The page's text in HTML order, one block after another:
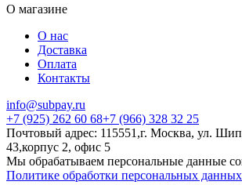
О магазине
О нас
Доставка
Оплата
Контакты
info@subpay.ru
+7 (925) 262 60 68+7 (966) 328 32 25
Почтовый адрес: 115551,г. Москва, ул.
43,корпус 2, офис 5
Мы обрабатываем персональные данные
Политике обработки персональных данных